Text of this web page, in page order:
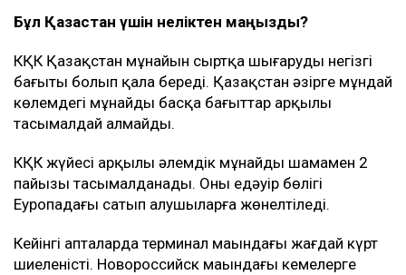
Бұл Қазақстан үшін неліктен маңызды?
КҚК Қазақстан мұнайын сыртқа шығарудың негізгі
бағыты болып қала береді. Қазақстан әзірге мұндай
көлемдегі мұнайды басқа бағыттар арқылы
тасымалдай алмайды.
КҚК жүйесі арқылы әлемдік мұнайдың шамамен 2
пайызы тасымалданады. Оның едәуір бөлігі
Еуропадағы сатып алушыларға жөнелтіледі.
Кейінгі апталарда терминал маңындағы жағдай күрт
шиеленісті. Новороссийск маңындағы кемелерге